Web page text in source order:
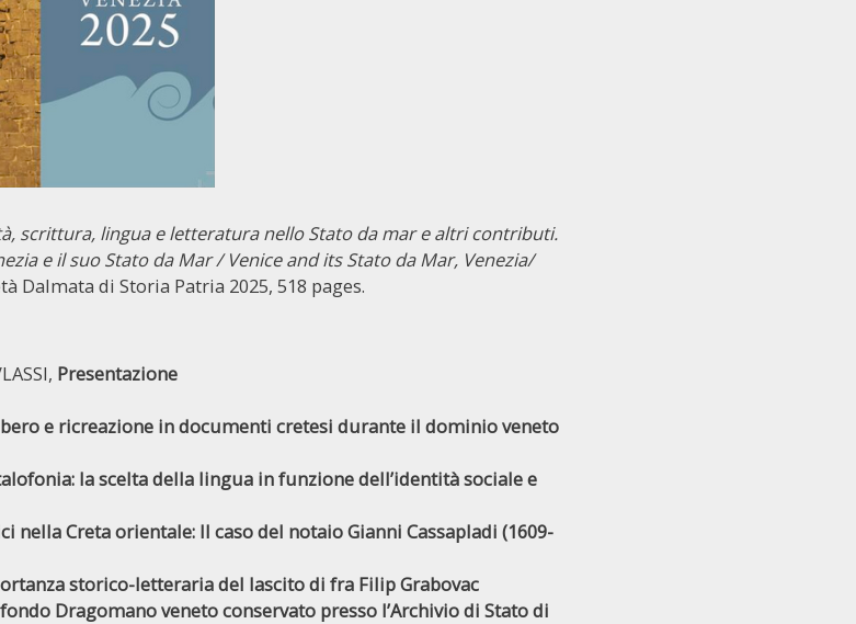
scrittura, lingua e letteratura nello Stato da mar e altri contributi.
e il suo Stato da Mar / Venice and its Stato da Mar, Venezia/
Dalmata di Storia Patria 2025, 518 pages.
Presentazione
e ricreazione in documenti cretesi durante il dominio veneto
la scelta della lingua in funzione dell’identità sociale e
nella Creta orientale: ll caso del notaio Gianni Cassapladi (1609-
storico-letteraria del lascito di fra Filip Grabovac
Dragomano veneto conservato presso l’Archivio di Stato di